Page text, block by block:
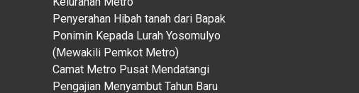
Penyerahan Hibah tanah dari Bapak
Ponimin Kepada Lurah Yosomulyo
(Mewakili Pemkot Metro)
Camat Metro Pusat Mendatangi
Pengajian Menyambut Tahun Baru